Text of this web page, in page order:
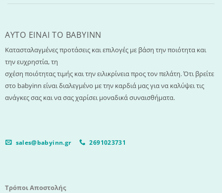
AYTO EINAI TO ΒΑΒΥΙΝΝ
Κατασταλαγμένες προτάσεις και επιλογές με βάση την ποιότητα και
την ευχρηστία, τη
σχέση ποιότητας τιμής και την ειλικρίνεια προς τον πελάτη. Ότι βρείτε
στο babyinn είναι διαλεγμένο με την καρδιά μας για να καλύψει τις
ανάγκες σας και να σας χαρίσει μοναδικά συναισθήματα.
sales@babyinn.gr 2691023731
Τρόποι Αποστολής